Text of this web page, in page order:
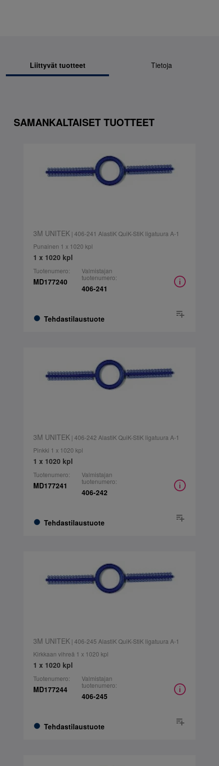
Liittyvät tuotteet Tietoja
SAMANKALTAISET TUOTTEET
3M UNITEK| 406-241 AlastiK QuiK-StiK ligatuura A-1
Punainen 1 x 1020 kpl
1 x 1020 kpl
Tuotenumero:
MD177240
Tehdastilaustuote
Valmistajan
tuotenumero:
406-241
3M UNITEK| 406-242 AlastiK QuiK-StiK ligatuura A-1
Pinkki 1 x 1020 kpl
1 x 1020 kpl
Tuotenumero:
MD177241
Tehdastilaustuote
Valmistajan
tuotenumero:
406-242
3M UNITEK| 406-245 AlastiK QuiK-StiK ligatuura A-1
Kirkkaan vihreä 1 x 1020 kpl
1 x 1020 kpl
Tuotenumero:
MD177244
Tehdastilaustuote
Valmistajan
tuotenumero:
406-245